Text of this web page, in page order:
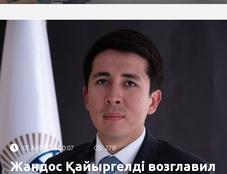
07 АВГУСТА 20:07 278
Жандос Қайыргелді возглавил